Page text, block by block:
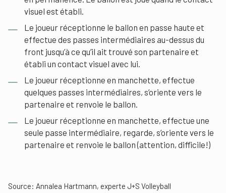
visuel est établi.
Le joueur réceptionne le ballon en passe haute et
effectue des passes intermédiaires au-dessus du
front jusqu’à ce qu’il ait trouvé son partenaire et
établi un contact visuel avec lui.
Le joueur réceptionne en manchette, effectue
quelques passes intermédiaires, s’oriente vers le
partenaire et renvoie le ballon.
Le joueur réceptionne en manchette, effectue une
seule passe intermédiaire, regarde, s’oriente vers le
partenaire et renvoie le ballon (attention, difficile!)
Source: Annalea Hartmann, experte J+S Volleyball